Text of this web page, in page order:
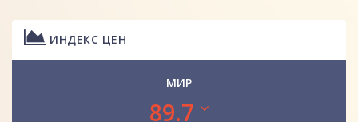
ИНДЕКС ЦЕН
МИР
89.7